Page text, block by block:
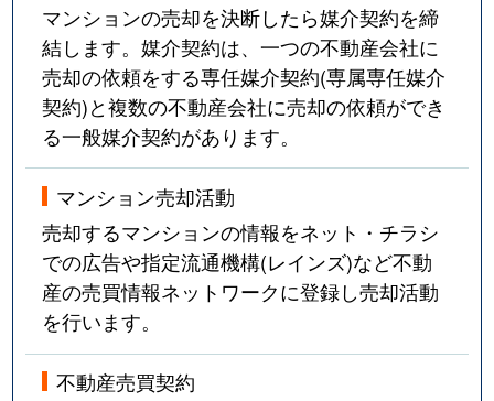
マンションの売却を決断したら媒介契約を締
結します。媒介契約は、一つの不動産会社に
売却の依頼をする専任媒介契約(専属専任媒介
契約)と複数の不動産会社に売却の依頼ができ
る一般媒介契約があります。
マンション売却活動
売却するマンションの情報をネット・チラシ
での広告や指定流通機構(レインズ)など不動
産の売買情報ネットワークに登録し売却活動
を行います。
不動産売買契約